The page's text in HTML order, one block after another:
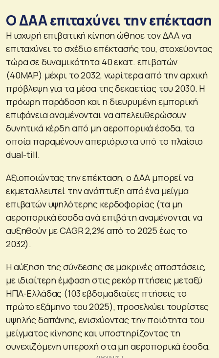
Ο ΔΑΑ επιταχύνει την επέκταση
Η ισχυρή επιβατική κίνηση ώθησε τον ΔΑΑ να
επιταχύνει το σχέδιο επέκτασής του, στοχεύοντας
τώρα σε δυναμικότητα 40 εκατ. επιβατών
(40MAP) μέχρι το 2032, νωρίτερα από την αρχική
πρόβλεψη για τα μέσα της δεκαετίας του 2030. Η
πρόωρη παράδοση και η διευρυμένη εμπορική
επιφάνεια αναμένονται να απελευθερώσουν
δυνητικά κέρδη από μη αεροπορικά έσοδα, τα
οποία παραμένουν απεριόριστα υπό το πλαίσιο
dual-till.
Αξιοποιώντας την επέκταση, ο ΔΑΑ μπορεί να
εκμεταλλευτεί την ανάπτυξη από ένα μείγμα
επιβατών υψηλότερης κερδοφορίας (τα μη
αεροπορικά έσοδα ανά επιβάτη αναμένονται να
αυξηθούν με CAGR 2,2% από το 2025 έως το
2032).
Η αύξηση της σύνδεσης σε μακρινές αποστάσεις,
με ιδιαίτερη έμφαση στις ρεκόρ πτήσεις μεταξύ
ΗΠΑ-Ελλάδας (103 εβδομαδιαίες πτήσεις το
πρώτο εξάμηνο του 2025), προσελκύει τουρίστες
υψηλής δαπάνης, ενισχύοντας την ποιότητα του
μείγματος κίνησης και υποστηρίζοντας τη
συνεχιζόμενη υπεροχή στα μη αεροπορικά έσοδα.